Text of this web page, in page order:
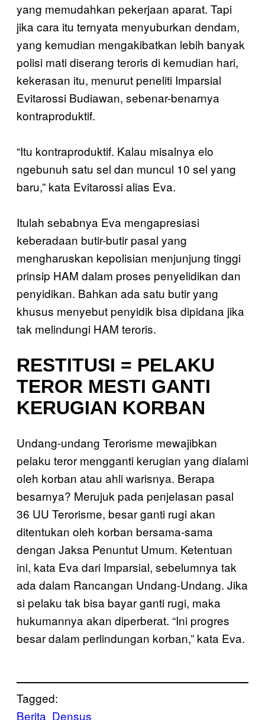
yang memudahkan pekerjaan aparat. Tapi
jika cara itu ternyata menyuburkan dendam,
yang kemudian mengakibatkan lebih banyak
polisi mati diserang teroris di kemudian hari,
kekerasan itu, menurut peneliti Imparsial
Evitarossi Budiawan, sebenar-benarnya
kontraproduktif.
“Itu kontraproduktif. Kalau misalnya elo
ngebunuh satu sel dan muncul 10 sel yang
baru,” kata Evitarossi alias Eva.
Itulah sebabnya Eva mengapresiasi
keberadaan butir-butir pasal yang
mengharuskan kepolisian menjunjung tinggi
prinsip HAM dalam proses penyelidikan dan
penyidikan. Bahkan ada satu butir yang
khusus menyebut penyidik bisa dipidana jika
tak melindungi HAM teroris.
RESTITUSI = PELAKU
TEROR MESTI GANTI
KERUGIAN KORBAN
Undang-undang Terorisme mewajibkan
pelaku teror mengganti kerugian yang dialami
oleh korban atau ahli warisnya. Berapa
besarnya? Merujuk pada penjelasan pasal
36 UU Terorisme, besar ganti rugi akan
ditentukan oleh korban bersama-sama
dengan Jaksa Penuntut Umum. Ketentuan
ini, kata Eva dari Imparsial, sebelumnya tak
ada dalam Rancangan Undang-Undang. Jika
si pelaku tak bisa bayar ganti rugi, maka
hukumannya akan diperberat. “Ini progres
besar dalam perlindungan korban,” kata Eva.
Tagged:
Berita Densus